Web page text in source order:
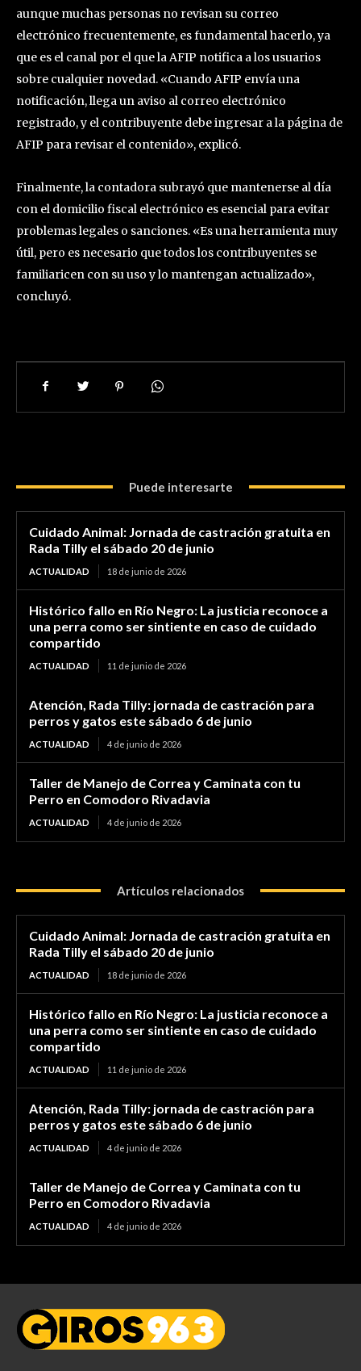
aunque muchas personas no revisan su correo
electrónico frecuentemente, es fundamental hacerlo, ya
que es el canal por el que la AFIP notifica a los usuarios
sobre cualquier novedad. «Cuando AFIP envía una
notificación, llega un aviso al correo electrónico
registrado, y el contribuyente debe ingresar a la página de
AFIP para revisar el contenido», explicó.
Finalmente, la contadora subrayó que mantenerse al día
con el domicilio fiscal electrónico es esencial para evitar
problemas legales o sanciones. «Es una herramienta muy
útil, pero es necesario que todos los contribuyentes se
familiaricen con su uso y lo mantengan actualizado»,
concluyó.
Puede interesarte
Cuidado Animal: Jornada de castración gratuita en
Rada Tilly el sábado 20 de junio
ACTUALIDAD 18 de junio de 2026
Histórico fallo en Río Negro: La justicia reconoce a
una perra como ser sintiente en caso de cuidado
compartido
ACTUALIDAD 11 de junio de 2026
Atención, Rada Tilly: jornada de castración para
perros y gatos este sábado 6 de junio
ACTUALIDAD 4 de junio de 2026
Taller de Manejo de Correa y Caminata con tu
Perro en Comodoro Rivadavia
ACTUALIDAD 4 de junio de 2026
Artículos relacionados
Cuidado Animal: Jornada de castración gratuita en
Rada Tilly el sábado 20 de junio
ACTUALIDAD 18 de junio de 2026
Histórico fallo en Río Negro: La justicia reconoce a
una perra como ser sintiente en caso de cuidado
compartido
ACTUALIDAD 11 de junio de 2026
Atención, Rada Tilly: jornada de castración para
perros y gatos este sábado 6 de junio
ACTUALIDAD 4 de junio de 2026
Taller de Manejo de Correa y Caminata con tu
Perro en Comodoro Rivadavia
ACTUALIDAD 4 de junio de 2026